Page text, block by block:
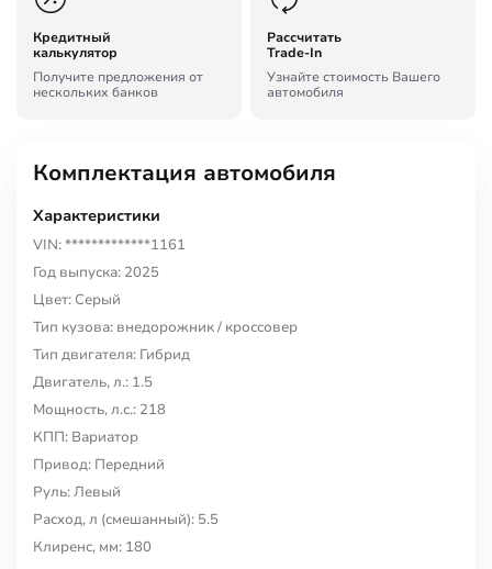
Кредитный
калькулятор
Получите предложения от
нескольких банков
Рассчитать
Trade-In
Узнайте стоимость Вашего
автомобиля
Комплектация автомобиля
Характеристики
VIN: *************1161
Год выпуска: 2025
Цвет: Серый
Тип кузова: внедорожник / кроссовер
Тип двигателя: Гибрид
Двигатель, л.: 1.5
Мощность, л.с.: 218
КПП: Вариатор
Привод: Передний
Руль: Левый
Расход, л (смешанный): 5.5
Клиренс, мм: 180